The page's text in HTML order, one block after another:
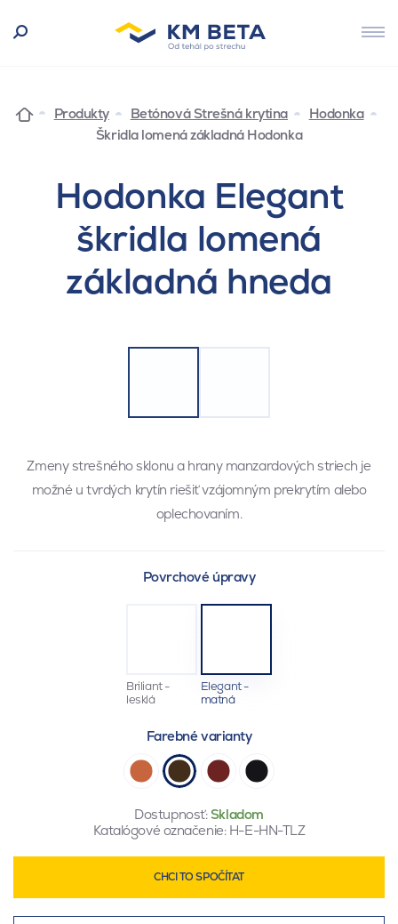
Produkty Betónová Strešná krytina
Hodonka
Škridla lomená základná Hodonka
Hodonka Elegant
škridla lomená
základná hneda
Zmeny strešného sklonu a hrany manzardových striech je
možné u tvrdých krytín riešiť vzájomným prekrytím alebo
oplechovaním.
Povrchové úpravy
Briliant -
lesklá
Elegant -
matná
Farebné varianty
Dostupnosť:Skladom
Katalógové označenie: H-E-HN-TLZ
CHCI TO SPOČÍTAT